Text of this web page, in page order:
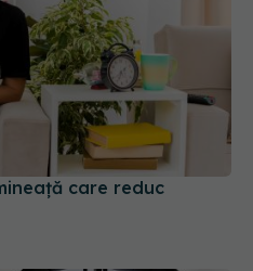
care reduc